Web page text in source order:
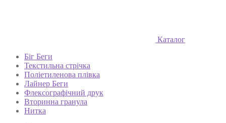
Каталог
Біг Беги
Текстильна стрічка
Поліетиленова плівка
Лайнер Беги
Флексографічний друк
Вторинна гранула
Нитка